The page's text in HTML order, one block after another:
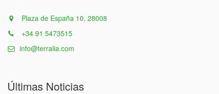
Plaza de España 10, 28008
+34 91 5473515
info@terralia.com
Últimas Noticias